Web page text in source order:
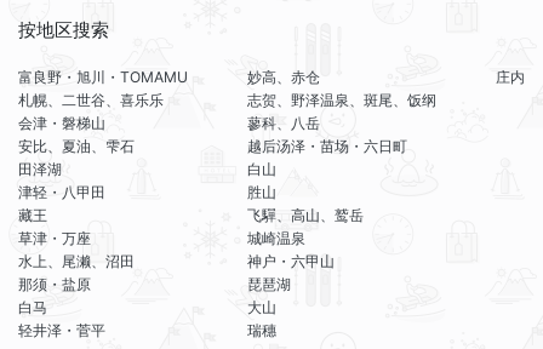
按地区搜索
富良野・旭川・TOMAMU
札幌、二世谷、喜乐乐
会津・磐梯山
安比、夏油、雫石
田泽湖
津轻・八甲田
藏王
草津・万座
水上、尾濑、沼田
那须・盐原
白马
轻井泽・菅平
妙高、赤仓
志贺、野泽温泉、斑尾、饭纲
蓼科、八岳
越后汤泽・苗场・六日町
白山
胜山
飞驒、高山、鹫岳
城崎温泉
神户・六甲山
琵琶湖
大山
瑞穗
庄内